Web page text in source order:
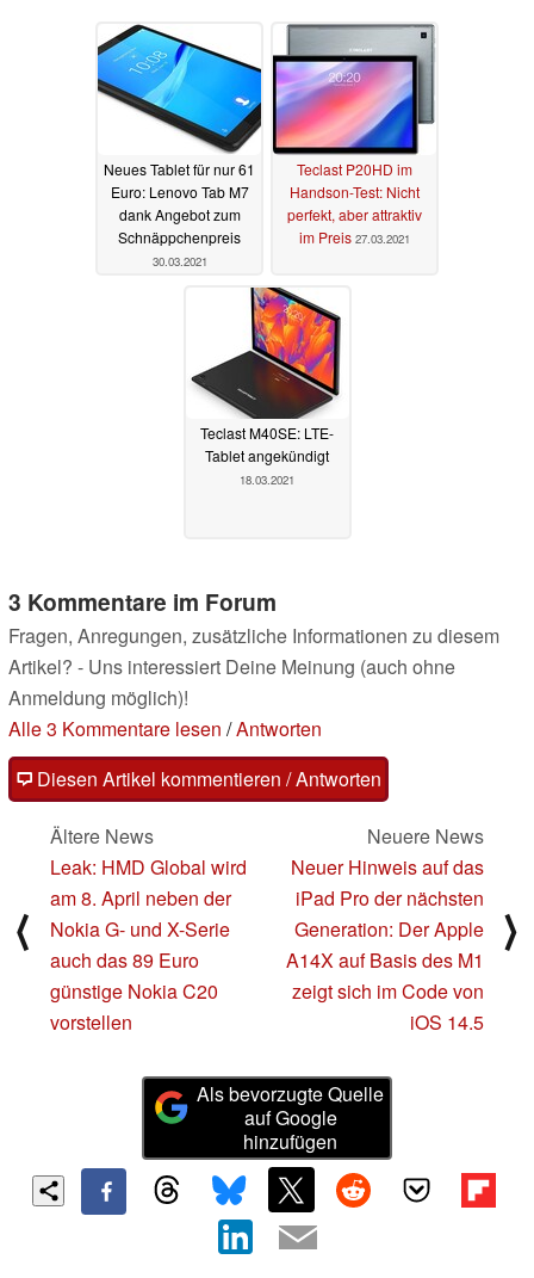
Neues Tablet für nur 61
Euro: Lenovo Tab M7
dank Angebot zum
Schnäppchenpreis
30.03.2021
Teclast P20HD im
Handson-Test: Nicht
perfekt, aber attraktiv
im Preis 27.03.2021
Teclast M40SE: LTE-
Tablet angekündigt
18.03.2021
3 Kommentare im Forum
Fragen, Anregungen, zusätzliche Informationen zu diesem
Artikel? - Uns interessiert Deine Meinung (auch ohne
Anmeldung möglich)!
Alle 3 Kommentare lesen /Antworten
Diesen Artikel kommentieren / Antworten
⟨
Ältere News
Leak: HMD Global wird
am 8. April neben der
Nokia G- und X-Serie
auch das 89 Euro
günstige Nokia C20
vorstellen
Neuere News
Neuer Hinweis auf das
iPad Pro der nächsten
Generation: Der Apple
A14X auf Basis des M1
zeigt sich im Code von
iOS 14.5
⟩
Als bevorzugte Quelle
auf Google
hinzufügen